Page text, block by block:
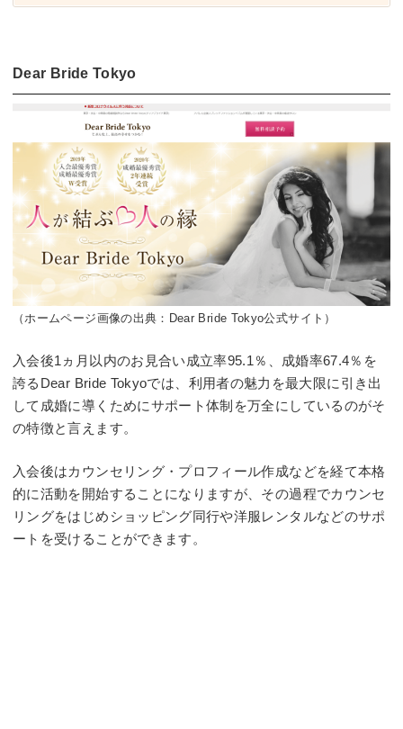
Dear Bride Tokyo
（ホームページ画像の出典：Dear Bride Tokyo公式サイト）
入会後1ヵ月以内のお見合い成立率95.1％、成婚率67.4％を
誇るDear Bride Tokyoでは、利用者の魅力を最大限に引き出
して成婚に導くためにサポート体制を万全にしているのがそ
の特徴と言えます。
入会後はカウンセリング・プロフィール作成などを経て本格
的に活動を開始することになりますが、その過程でカウンセ
リングをはじめショッピング同行や洋服レンタルなどのサポ
ートを受けることができます。